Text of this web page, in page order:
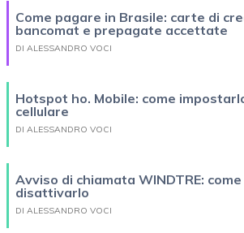
Come pagare in Brasile: carte di
bancomat e prepagate accettate
DI ALESSANDRO VOCI
Hotspot ho. Mobile: come
cellulare
DI ALESSANDRO VOCI
Avviso di chiamata WINDTRE: come
disattivarlo
DI ALESSANDRO VOCI